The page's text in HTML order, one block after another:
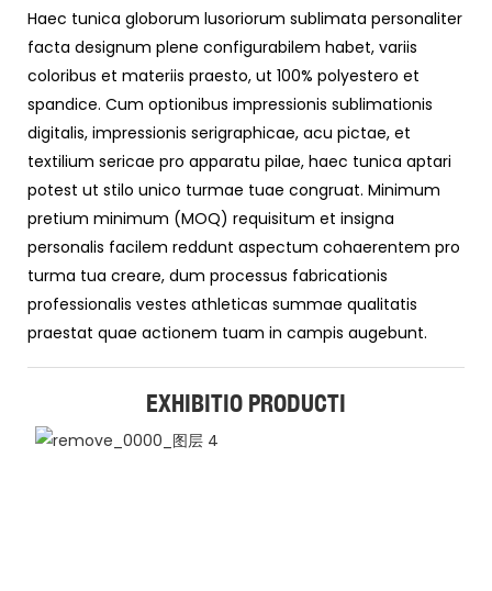
Haec tunica globorum lusoriorum sublimata personaliter
facta designum plene configurabilem habet, variis
coloribus et materiis praesto, ut 100% polyestero et
spandice. Cum optionibus impressionis sublimationis
digitalis, impressionis serigraphicae, acu pictae, et
textilium sericae pro apparatu pilae, haec tunica aptari
potest ut stilo unico turmae tuae congruat. Minimum
pretium minimum (MOQ) requisitum et insigna
personalis facilem reddunt aspectum cohaerentem pro
turma tua creare, dum processus fabricationis
professionalis vestes athleticas summae qualitatis
praestat quae actionem tuam in campis augebunt.
EXHIBITIO PRODUCTI